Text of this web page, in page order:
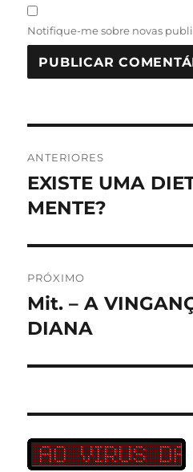
Notifique-me sobre novas
de
Post
ANTERIORES
Post
anterior:
EXISTE UMA
MENTE?
PRÓXIMO
Próximo
post:
Mit. – A
DIANA